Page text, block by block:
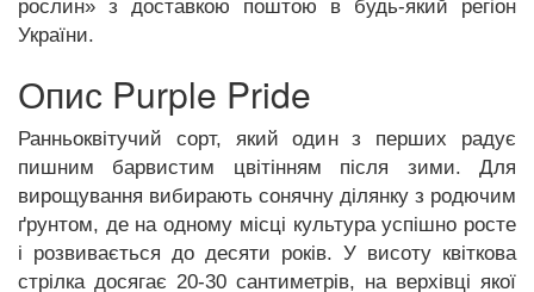
рослин» з доставкою поштою в будь-який регіон
України.
Опис Purple Pride
Ранньоквітучий сорт, який один з перших радує
пишним барвистим цвітінням після зими. Для
вирощування вибирають сонячну ділянку з родючим
ґрунтом, де на одному місці культура успішно росте
і розвивається до десяти років. У висоту квіткова
стрілка досягає 20-30 сантиметрів, на верхівці якої